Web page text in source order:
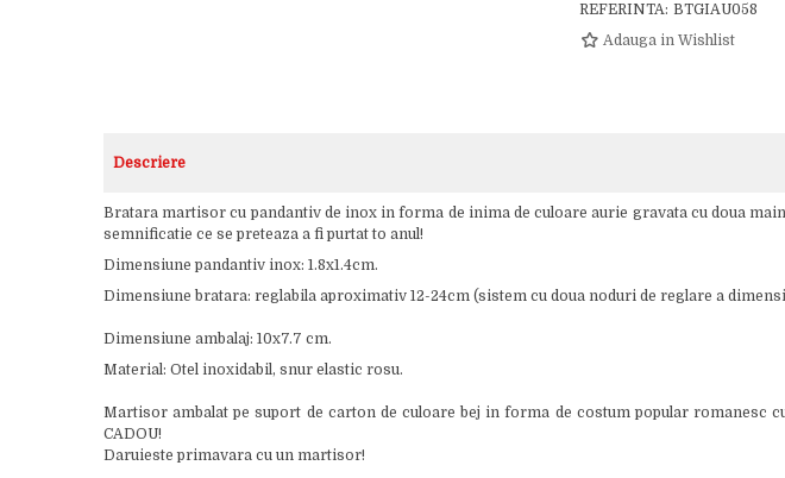
REFERINTA: BTGIAU058
Adauga in Wishlist
Descriere
Bratara martisor cu pandantiv de inox in forma de inima de culoare aurie gravata cu doua
semnificatie ce se preteaza a fi purtat to anul!
Dimensiune pandantiv inox: 1.8x1.4cm.
Dimensiune bratara: reglabila aproximativ 12-24cm (sistem cu doua noduri de reglare a
Dimensiune ambalaj: 10x7.7 cm.
Material: Otel inoxidabil, snur elastic rosu.
Martisor ambalat pe suport de carton de culoare bej in forma de costum popular
CADOU!
Daruieste primavara cu un martisor!